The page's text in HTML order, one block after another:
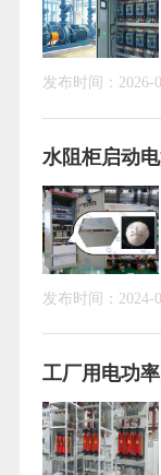
发布时间： 2026-
水阻柜启动
发布时间： 2024-
工厂用电功